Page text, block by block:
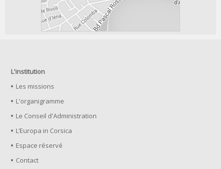
L'institution
Les missions
L'organigramme
Le Conseil d'Administration
L’Europa in Corsica
Espace réservé
Contact